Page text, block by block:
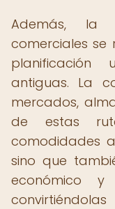
Además, la
comerciales
antiguas. La
mercados,
de estas
comodidades
sino que
económico